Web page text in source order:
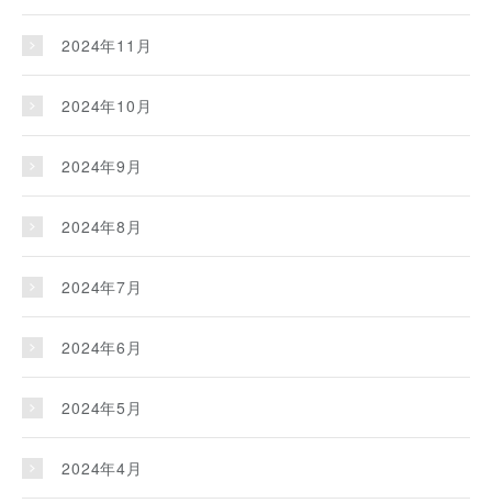
2024年11月
2024年10月
2024年9月
2024年8月
2024年7月
2024年6月
2024年5月
2024年4月